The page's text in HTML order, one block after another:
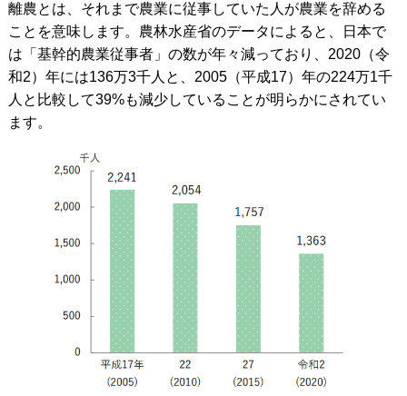
離農とは、それまで農業に従事していた人が農業を辞める
ことを意味します。農林水産省のデータによると、日本で
は「基幹的農業従事者」の数が年々減っており、2020（令
和2）年には136万3千人と、2005（平成17）年の224万1千
人と比較して39%も減少していることが明らかにされてい
ます。